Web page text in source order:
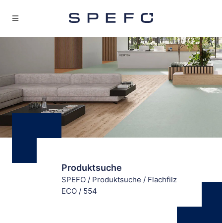
Produktsuche
SPEFO / Produktsuche / Flachfilz
ECO / 554